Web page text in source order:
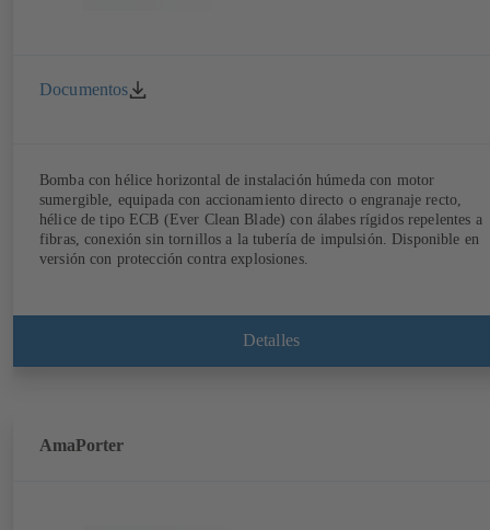
Documentos
Bomba con hélice horizontal de instalación húmeda con motor
sumergible, equipada con accionamiento directo o engranaje recto,
hélice de tipo ECB (Ever Clean Blade) con álabes rígidos repelentes a
fibras, conexión sin tornillos a la tubería de impulsión. Disponible en
versión con protección contra explosiones.
Detalles
AmaPorter